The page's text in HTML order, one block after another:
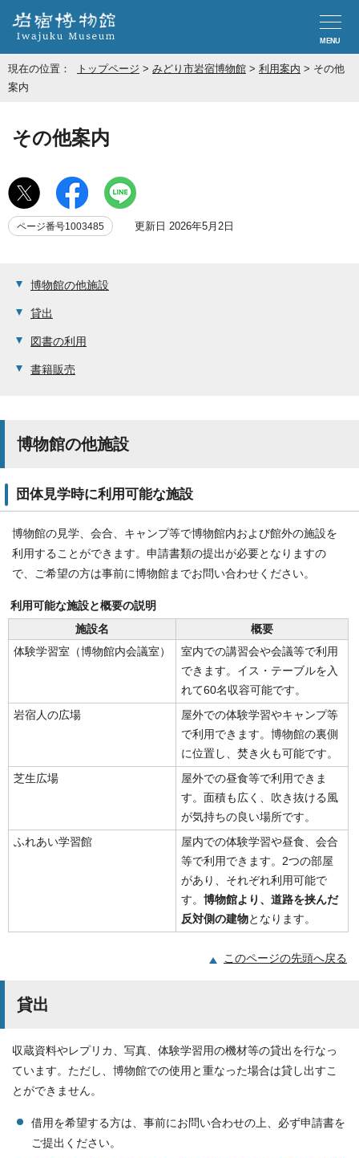
MENU
現在の位置： トップページ > みどり市岩宿博物館 > 利用案内 > その他
案内
その他案内
ページ番号1003485 更新日 2026年5月2日
博物館の他施設
貸出
図書の利用
書籍販売
博物館の他施設
団体見学時に利用可能な施設
博物館の見学、会合、キャンプ等で博物館内および館外の施設を
利用することができます。申請書類の提出が必要となりますの
で、ご希望の方は事前に博物館までお問い合わせください。
利用可能な施設と概要の説明
施設名
概要
体験学習室（博物館内会議室）
室内での講習会や会議等で利用
できます。イス・テーブルを入
れて60名収容可能です。
岩宿人の広場
屋外での体験学習やキャンプ等
で利用できます。博物館の裏側
に位置し、焚き火も可能です。
芝生広場
屋外での昼食等で利用できま
す。面積も広く、吹き抜ける風
が気持ちの良い場所です。
ふれあい学習館
屋内での体験学習や昼食、会合
等で利用できます。2つの部屋
があり、それぞれ利用可能で
す。 博物館より、道路を挟んだ
反対側の建物となります。
このページの先頭へ戻る
貸出
収蔵資料やレプリカ、写真、体験学習用の機材等の貸出を行なっ
ています。ただし、博物館での使用と重なった場合は貸し出すこ
とができません。
借用を希望する方は、事前にお問い合わせの上、必ず申請書を
ご提出ください。